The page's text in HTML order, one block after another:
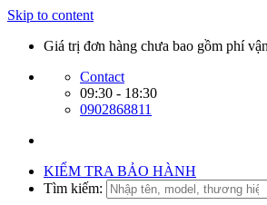
Skip to content
Giá trị đơn hàng chưa bao gồm phí
Contact
09:30 - 18:30
0902868811
KIỂM TRA BẢO HÀNH
Tìm kiếm: